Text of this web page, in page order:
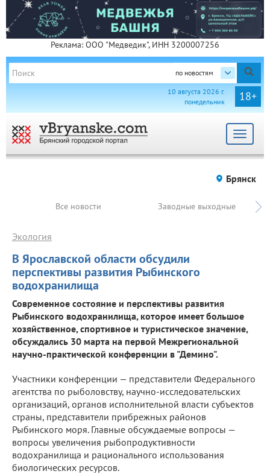
Реклама: ООО "Медведик", ИНН 3200007256
по новостям
18+
10 августа 2026 г.
понедельник
Toggle
Брянск
Все новости Заводные выходные
В Ярославской области обсудили
перспективы развития Рыбинского
водохранилища
Экология
Современное состояние и перспективы развития
Рыбинского водохранилища, которое имеет большое
хозяйственное, спортивное и туристическое значение,
обсуждались 30 марта на первой Межрегиональной
научно-практической конференции в "Демино".
Участники конференции — представители Федерального
агентства по рыболовству, научно-исследовательских
организаций, органов исполнительной власти субъектов
страны, представители прибрежных районов
Рыбинского моря. Главные обсуждаемые вопросы —
вопросы увеличения рыбопродуктивности
водохранилища и рационального использования
биологических ресурсов.